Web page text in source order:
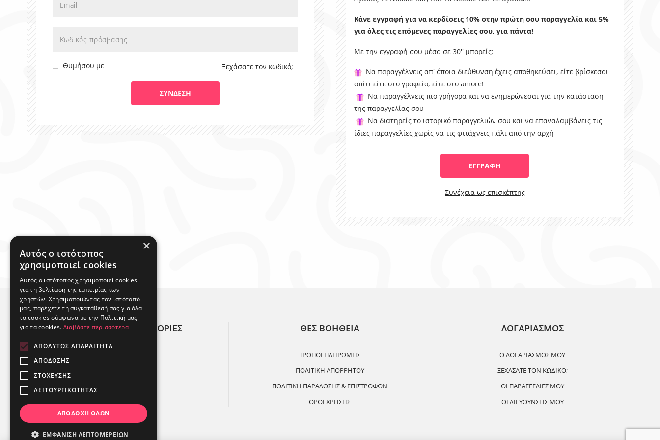
Θυμήσου με Ξεχάσατε τον κωδικό;
Κάνε εγγραφή για να κερδίσεις 10% στην πρώτη σου παραγγελία και 5%
για όλες τις επόμενες παραγγελίες σου, για πάντα!
Με την εγγραφή σου μέσα σε 30'' μπορείς:
Να παραγγέλνεις απ' όποια διεύθυνση έχεις αποθηκεύσει, είτε βρίσκεσαι
σπίτι είτε στο γραφείο, είτε στο amore!
Να παραγγέλνεις πιο γρήγορα και να ενημερώνεσαι για την κατάσταση
της παραγγελίας σου
Να διατηρείς το ιστορικό παραγγελιών σου και να επαναλαμβάνεις τις
ίδιες παραγγελίες χωρίς να τις φτιάχνεις πάλι από την αρχή
ΧΡΗΣΙΜΕΣ ΠΛΗΡΟΦΟΡΙΕΣ ΘΕΣ ΒΟΗΘΕΙΑ
ΤΡΟΠΟΙ ΠΛΗΡΩΜΗΣ
ΠΟΛΙΤΙΚΗ ΑΠΟΡΡΗΤΟΥ
ΠΟΛΙΤΙΚΗ ΠΑΡΑΔΟΣΗΣ & ΕΠΙΣΤΡΟΦΩΝ
ΟΡΟΙ ΧΡΗΣΗΣ
ΛΟΓΑΡΙΑΣΜΟΣ
Ο ΛΟΓΑΡΙΑΣΜΌΣ ΜΟΥ
ΞΕΧΆΣΑΤΕ ΤΟΝ ΚΩΔΙΚΌ;
ΟΙ ΠΑΡΑΓΓΕΛΊΕΣ ΜΟΥ
ΟΙ ΔΙΕΥΘΎΝΣΕΙΣ ΜΟΥ
×
Αυτός ο ιστότοπος
χρησιμοποιεί cookies
Αυτός ο ιστότοπος χρησιμοποιεί cookies
για τη βελτίωση της εμπειρίας των
χρηστών. Χρησιμοποιώντας τον ιστότοπό
μας, παρέχετε τη συγκατάθεσή σας για όλα
τα cookies σύμφωνα με την Πολιτική μας
για τα cookies. Διαβάστε περισσότερα
ΑΠΟΛΎΤΩΣ ΑΠΑΡΑΊΤΗΤΑ
ΑΠΌΔΟΣΗΣ
ΣΤΌΧΕΥΣΗΣ
ΛΕΙΤΟΥΡΓΙΚΌΤΗΤΑΣ
ΑΠΟΔΟΧΉ ΌΛΩΝ
ΕΜΦΆΝΙΣΗ ΛΕΠΤΟΜΕΡΕΙΏΝ